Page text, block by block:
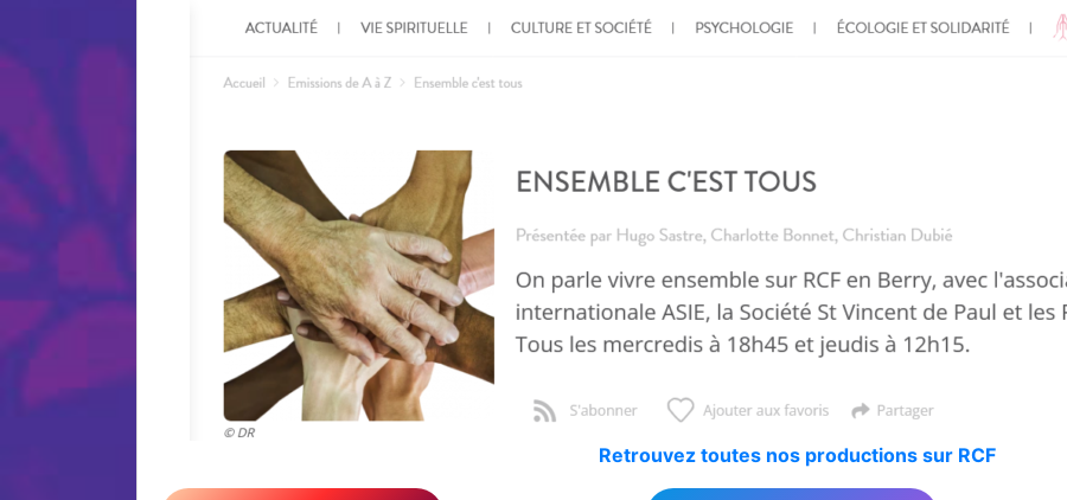
Retrouvez toutes nos productions sur RCF